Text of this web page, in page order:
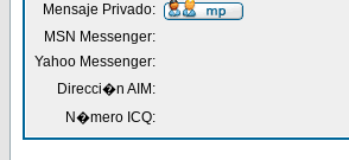
Mensaje Privado:
MSN Messenger:
Yahoo Messenger:
Direcci�n AIM:
N�mero ICQ: